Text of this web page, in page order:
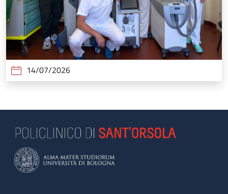
14/07/2026